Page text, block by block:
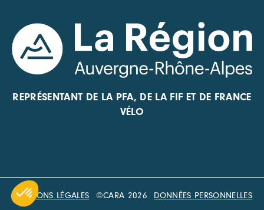
REPRÉSENTANT DE LA PFA, DE LA FIF ET DE FRANCE
VÉLO
MENTIONS LÉGALES ©CARA 2026 DONNÉES PERSONNELLES